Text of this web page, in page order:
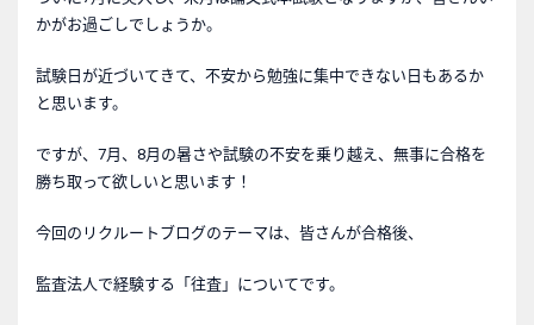
かがお過ごしでしょうか。
試験日が近づいてきて、不安から勉強に集中できない日もあるか
と思います。
ですが、7月、8月の暑さや試験の不安を乗り越え、無事に合格を
勝ち取って欲しいと思います！
今回のリクルートブログのテーマは、皆さんが合格後、
監査法人で経験する「往査」についてです。